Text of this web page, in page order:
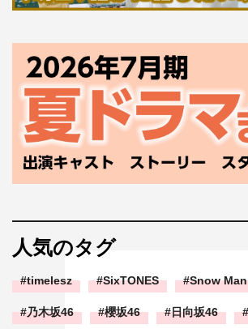
人気のタグ
timelesz SixTONES Snow Man
乃木坂46 櫻坂46 日向坂46